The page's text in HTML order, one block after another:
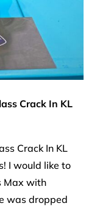
Crack In KL
Crack In KL
I would like to
Max with
was dropped